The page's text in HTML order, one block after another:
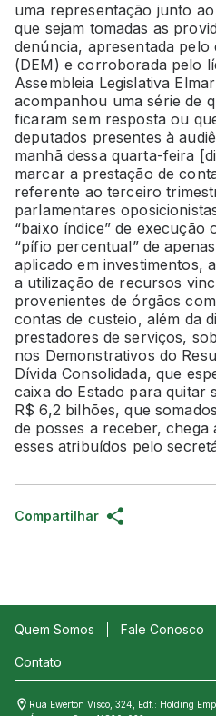
uma representação junto
que sejam tomadas as
denúncia, apresentada pelo
(DEM) e corroborada pelo
Assembleia Legislativa
acompanhou uma série de
ficaram sem resposta ou
deputados presentes à
manhã dessa quarta-feira
marcar a prestação de
referente ao terceiro
parlamentares
“baixo índice” de execução
“pífio percentual” de
aplicado em investimentos,
a utilização de recursos
provenientes de órgãos
contas de custeio, além da
prestadores de serviços,
nos Demonstrativos do
Dívida Consolidada, que
caixa do Estado para quitar
R$ 6,2 bilhões, que
de posses a receber,
esses atribuídos pelo
Compartilhar
Quem Somos Fale Conosco
Contato
Rua Ewerton Visco, 324, Edf.: Holding